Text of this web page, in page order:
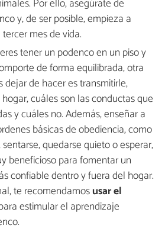
Por ello, asegúrate de
y, de ser posible, empieza a
mes de vida.
tener un podenco en un piso y
de forma equilibrada, otra
dejar de hacer es transmitirle,
cuáles son las conductas que
y cuáles no. Además, enseñar a
básicas de obediencia, como
quedarse quieto o esperar,
beneficioso para fomentar un
confiable dentro y fuera del hogar.
te recomendamosusar el
estimular el aprendizaje